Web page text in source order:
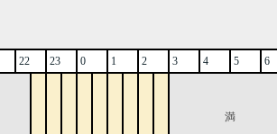
22 23 0 1 2 3 4 5 6
満